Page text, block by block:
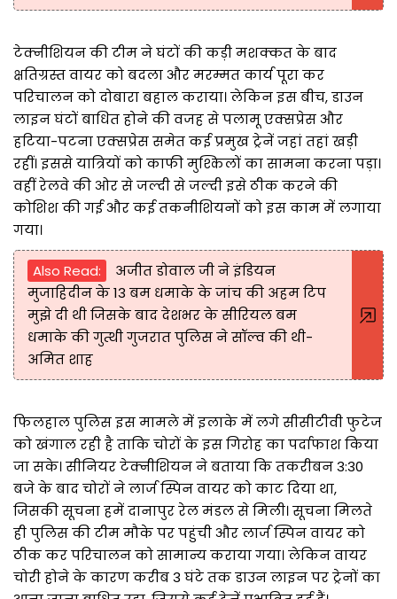
टेक्नीशियन की टीम ने घंटों की कड़ी मशक्कत के बाद
क्षतिग्रस्त वायर को बदला और मरम्मत कार्य पूरा कर
परिचालन को दोबारा बहाल कराया। लेकिन इस बीच, डाउन
लाइन घंटों बाधित होने की वजह से पलामू एक्सप्रेस और
हटिया-पटना एक्सप्रेस समेत कई प्रमुख ट्रेनें जहां तहां खड़ी
रहीं। इससे यात्रियों को काफी मुश्किलों का सामना करना पड़ा।
वहीं रेलवे की ओर से जल्दी से जल्दी इसे ठीक करने की
कोशिश की गई और कई तकनीशियनों को इस काम में लगाया
गया।
Also Read:
अजीत डोवाल जी ने इंडियन
मुजाहिदीन के 13 बम धमाके के जांच की अहम टिप
मुझे दी थी जिसके बाद देशभर के सीरियल बम
धमाके की गुत्थी गुजरात पुलिस ने सॉल्व की थी-
अमित शाह
फिलहाल पुलिस इस मामले में इलाके में लगे सीसीटीवी फुटेज
को खंगाल रही है ताकि चोरों के इस गिरोह का पर्दाफाश किया
जा सके। सीनियर टेक्नीशियन ने बताया कि तकरीबन 3:30
बजे के बाद चोरों ने लार्ज स्पिन वायर को काट दिया था,
जिसकी सूचना हमें दानापुर रेल मंडल से मिली। सूचना मिलते
ही पुलिस की टीम मौके पर पहुंची और लार्ज स्पिन वायर को
ठीक कर परिचालन को सामान्य कराया गया। लेकिन वायर
चोरी होने के कारण करीब 3 घंटे तक डाउन लाइन पर ट्रेनों का